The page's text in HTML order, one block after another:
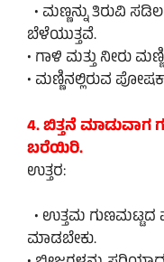
• ಮಣ್ಣನ್ನು ತಿರುವಿ
ಬೆಳೆಯುತ್ತವೆ.
• ಗಾಳಿ ಮತ್ತು ನೀರು
• ಮಣ್ಣಿನಲ್ಲಿರುವ
4. ಬಿತ್ತನೆ
ಬರೆಯಿರಿ.
ಉತ್ತರ:
• ಉತ್ತಮ ಗುಣಮಟ್ಟದ
ಮಾಡಬೇಕು.